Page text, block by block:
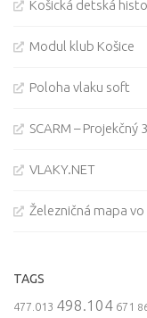
Košická detská
Modul klub Košice
Poloha vlaku soft
SCARM –
VLAKY.NET
Železničná mapa
TAGS
477.013 498.104 671